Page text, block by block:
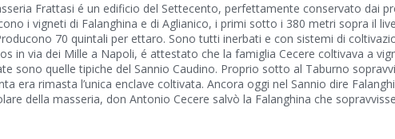
Frattasi é un edificio del Settecento, perfettamente conservato dai
i vigneti di Falanghina e di Aglianico, i primi sotto i 380 metri sopra il
70 quintali per ettaro. Sono tutti inerbati e con sistemi di
in via dei Mille a Napoli, é attestato che la famiglia Cecere coltivava a
sono quelle tipiche del Sannio Caudino. Proprio sotto al Taburno
era rimasta l’unica enclave coltivata. Ancora oggi nel Sannio dire
della masseria, don Antonio Cecere salvò la Falanghina che